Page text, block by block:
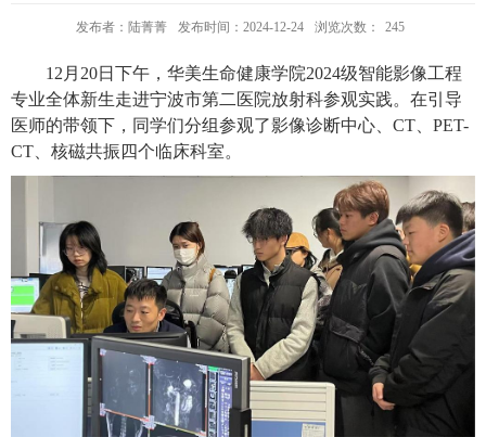
发布者：陆菁菁 发布时间：2024-12-24 浏览次数： 245
12 月 20日下午，华美生命健康学院2024级智能影像工程
专业全体新生走进宁波市第二医院放射科参观实践。在引导
医师的带领下，同学们分组参观了影像诊断中心、 CT
PET-
CT 、核磁共振四个临床科室。